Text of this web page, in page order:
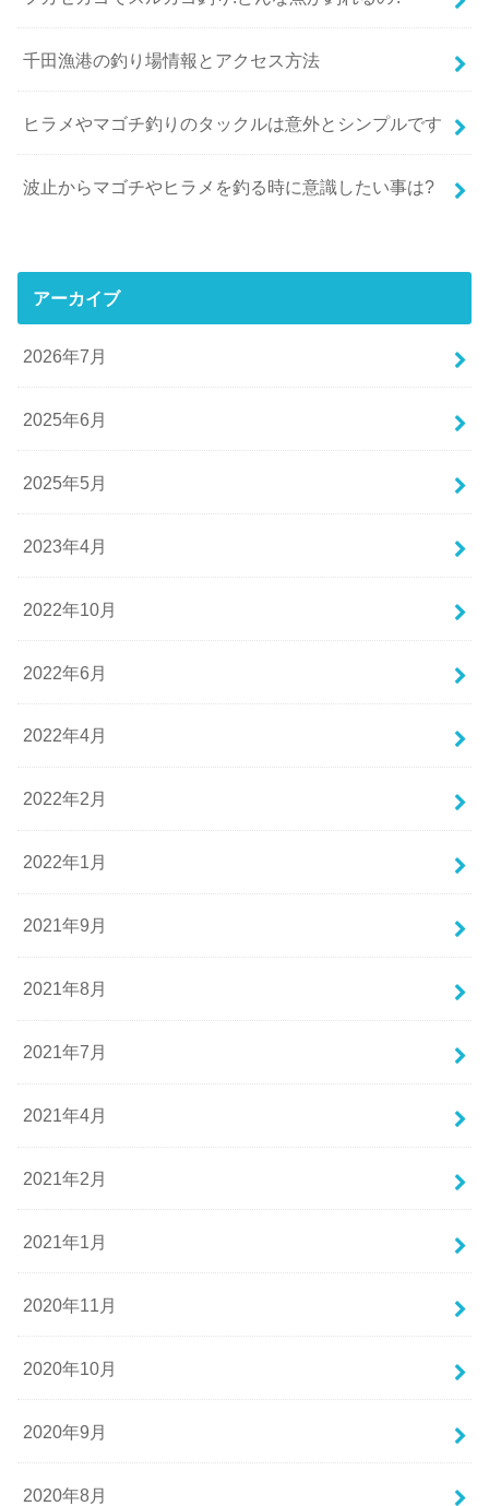
千田漁港の釣り場情報とアクセス方法
ヒラメやマゴチ釣りのタックルは意外とシンプルです
波止からマゴチやヒラメを釣る時に意識したい事は?
アーカイブ
2026年7月
2025年6月
2025年5月
2023年4月
2022年10月
2022年6月
2022年4月
2022年2月
2022年1月
2021年9月
2021年8月
2021年7月
2021年4月
2021年2月
2021年1月
2020年11月
2020年10月
2020年9月
2020年8月